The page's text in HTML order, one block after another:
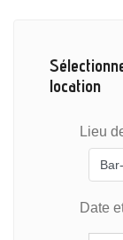
location
Lieu
Date